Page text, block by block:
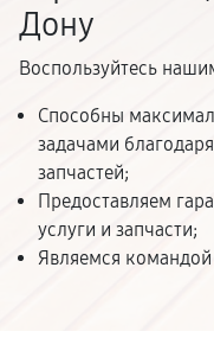
Дону
Воспользуйтесь
Способны
задачами
запчастей;
Предоставляем
услуги и запчасти;
Являемся